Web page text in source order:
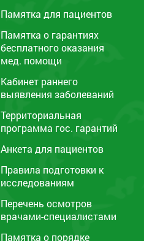
Памятка для пациентов
Памятка o гарантиях
бесплатного оказания
мед. помощи
Кабинет раннего
выявления заболеваний
Территориальная
программа гос. гарантий
Анкета для пациентов
Правила подготовки к
исследованиям
Перечень осмотров
врачами-специалистами
Памятка о порядке